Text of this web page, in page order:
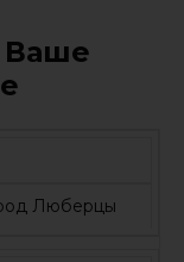
Ваше
Люберцы